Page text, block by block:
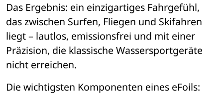
Das Ergebnis: ein einzigartiges Fahrgefühl,
das zwischen Surfen, Fliegen und Skifahren
liegt – lautlos, emissionsfrei und mit einer
Präzision, die klassische Wassersportgeräte
nicht erreichen.
Die wichtigsten Komponenten eines eFoils: